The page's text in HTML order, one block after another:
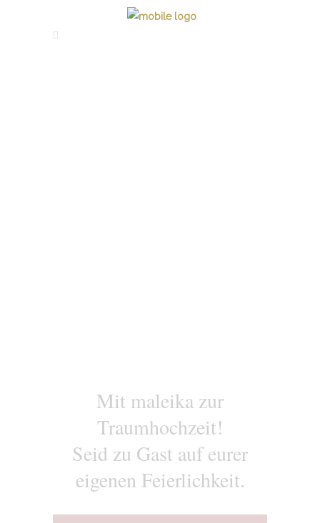
Mit maleika zur
Traumhochzeit!
Seid zu Gast auf eurer
eigenen Feierlichkeit.